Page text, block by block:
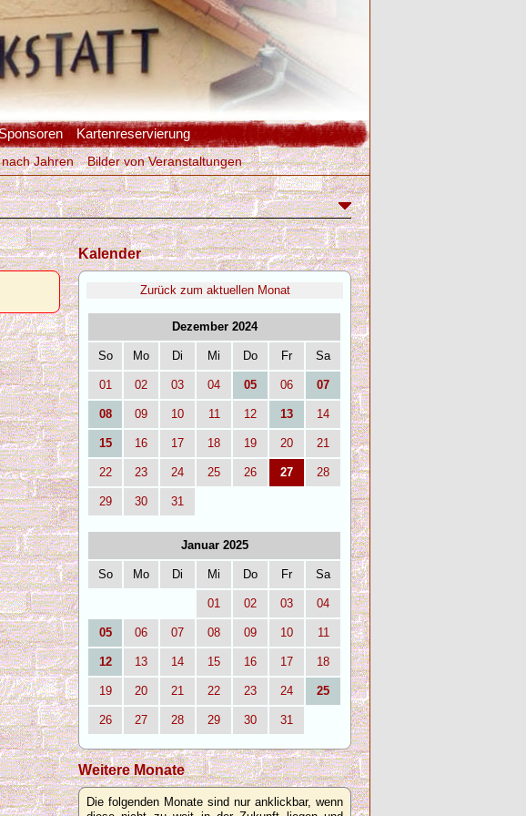
Kartenreservierung
Jahren Bilder von Veranstaltungen
Kalender
Zurück zum aktuellen Monat
Dezember 2024
So Mo Di Mi Do Fr Sa
01 02 03 04 05 06 07
08 09 10 11 12 13 14
15 16 17 18 19 20 21
22 23 24 25 26 27 28
29 30 31
Januar 2025
So Mo Di Mi Do Fr Sa
01 02 03 04
05 06 07 08 09 10 11
12 13 14 15 16 17 18
19 20 21 22 23 24 25
26 27 28 29 30 31
Weitere Monate
Die folgenden Monate sind nur anklickbar, wenn